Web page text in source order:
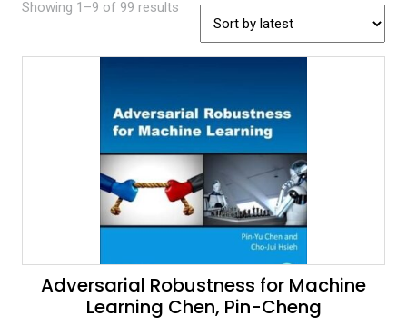
Showing 1–9 of 99 results
Adversarial Robustness for Machine
Learning Chen, Pin-Cheng